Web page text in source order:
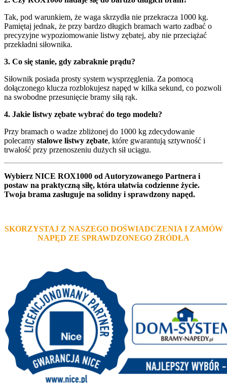
Tak, pod warunkiem, że waga skrzydła nie przekracza 1000 kg.
Pamiętaj jednak, że przy bardzo długich bramach warto zadbać o
precyzyjne wypoziomowanie listwy zębatej, aby nie przeciążać
przekładni siłownika.
3. Co się stanie, gdy zabraknie prądu?
Siłownik posiada prosty system wysprzęglenia. Za pomocą
dołączonego klucza rozblokujesz napęd w kilka sekund, co pozwoli
na swobodne przesunięcie bramy siłą rąk.
4. Jakie listwy zębate wybrać do tego modelu?
Przy bramach o wadze zbliżonej do 1000 kg zdecydowanie
polecamy stalowe listwy zębate, które gwarantują sztywność i
trwałość przy przenoszeniu dużych sił uciągu.
Wybierz NICE ROX1000 od Autoryzowanego Partnera i
postaw na praktyczną siłę, która ułatwia codzienne życie.
Twoja brama zasługuje na solidny i sprawdzony napęd.
SKORZYSTAJ Z NASZEGO DOŚWIADCZENIA I ZAMÓW
NAPĘD ZE SPRAWDZONEGO ŹRÓDŁA